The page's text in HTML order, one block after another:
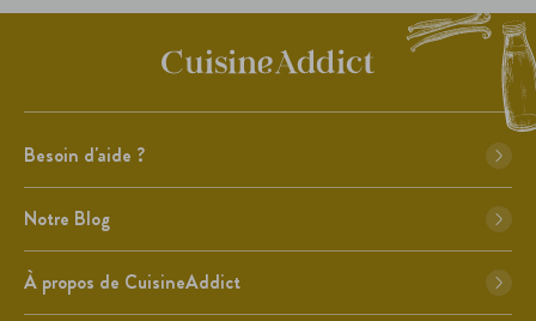
Besoin d'aide ?
Notre Blog
À propos de CuisineAddict